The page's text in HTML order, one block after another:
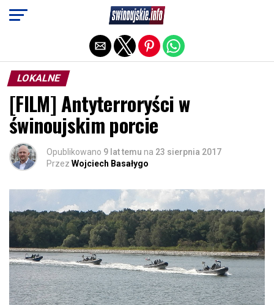
LOKALNE
[FILM] Antyterroryści w
świnoujskim porcie
Opublikowano 9 lat temu na 23 sierpnia 2017
Przez Wojciech Basałygo
Exit mobile version